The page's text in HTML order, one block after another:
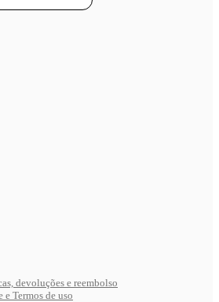
devoluções e reembolso
Termos de uso